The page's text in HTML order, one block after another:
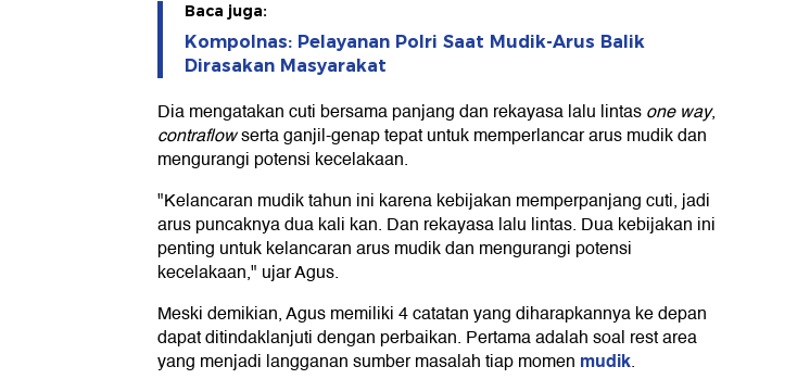
Baca juga:
Kompolnas: Pelayanan Polri Saat Mudik-Arus Balik
Dirasakan Masyarakat
Dia mengatakan cuti bersama panjang dan rekayasa lalu lintasone way,
contraflowserta ganjil-genap tepat untuk memperlancar arus mudik dan
mengurangi potensi kecelakaan.
"Kelancaran mudik tahun ini karena kebijakan memperpanjang cuti, jadi
arus puncaknya dua kali kan. Dan rekayasa lalu lintas. Dua kebijakan ini
penting untuk kelancaran arus mudik dan mengurangi potensi
kecelakaan," ujar Agus.
Meski demikian, Agus memiliki 4 catatan yang diharapkannya ke depan
dapat ditindaklanjuti dengan perbaikan. Pertama adalah soal rest area
yang menjadi langganan sumber masalah tiap momen mudik.